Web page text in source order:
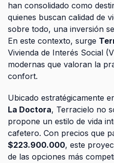
han consolidado como
quienes buscan calidad de
sobre todo, una inversión
En este contexto, surge
Vivienda de Interés Social
modernas que valoran la
confort.
Ubicado estratégicamente
La Doctora, Terracielo no
propone un estilo de vida
cafetero. Con precios que
$223.900.000, este
de las opciones más